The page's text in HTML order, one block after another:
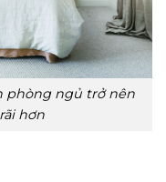
phòng ngủ trở nên
hơn